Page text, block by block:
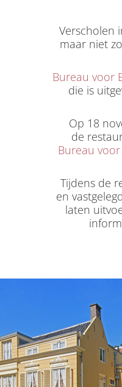
Verscholen
maar niet
Bureau voor
die is
Op 18
de
Bureau
Tijdens de
en
laten